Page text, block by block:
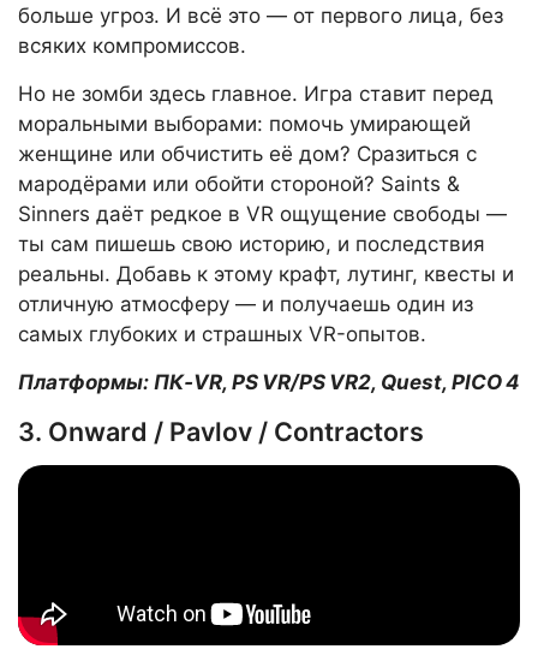
больше угроз. И всё это — от первого лица, без
всяких компромиссов.
Но не зомби здесь главное. Игра ставит перед
моральными выборами: помочь умирающей
женщине или обчистить её дом? Сразиться с
мародёрами или обойти стороной? Saints &
Sinners даёт редкое в VR ощущение свободы —
ты сам пишешь свою историю, и последствия
реальны. Добавь к этому крафт, лутинг, квесты и
отличную атмосферу — и получаешь один из
самых глубоких и страшных VR-опытов.
Платформы: ПК‑VR, PS VR/PS VR2, Quest, PICO 4
3. Onward / Pavlov / Contractors